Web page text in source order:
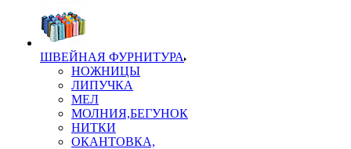
ШВЕЙНАЯ ФУРНИТУРА
НОЖНИЦЫ
ЛИПУЧКА
МЕЛ
МОЛНИЯ,БЕГУНОК
НИТКИ
ОКАНТОВКА,